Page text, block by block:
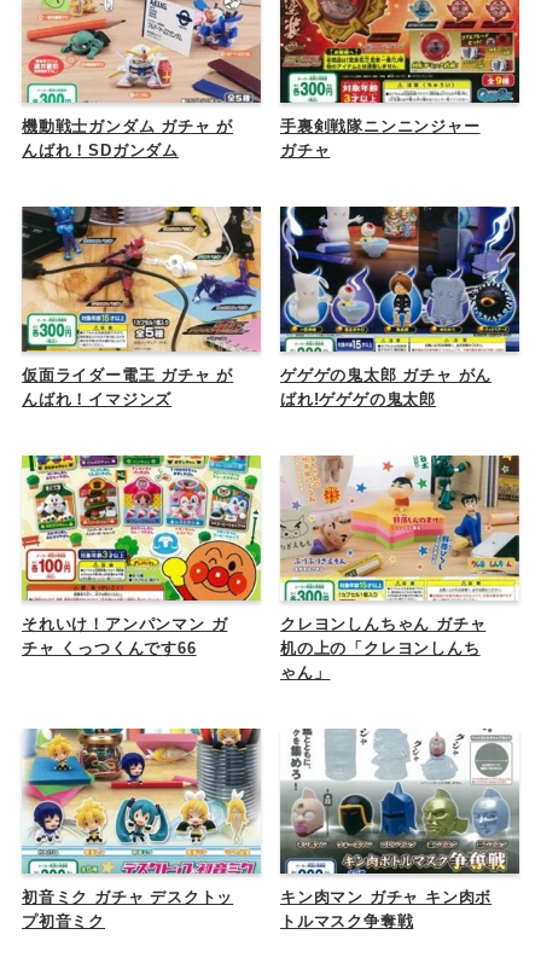
機動戦士ガンダム ガチャ が
んばれ！SDガンダム
手裏剣戦隊ニンニンジャー
ガチャ
仮面ライダー電王 ガチャ が
んばれ！イマジンズ
ゲゲゲの鬼太郎 ガチャ がん
ばれ!ゲゲゲの鬼太郎
それいけ！アンパンマン ガ
チャ くっつくんです66
クレヨンしんちゃん ガチャ
机の上の「クレヨンしんち
ゃん」
初音ミク ガチャ デスクトッ
プ初音ミク
キン肉マン ガチャ キン肉ボ
トルマスク争奪戦